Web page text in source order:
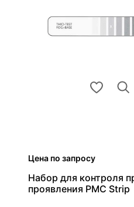
Цена по запросу
Набор для контроля
проявления PMC Strip